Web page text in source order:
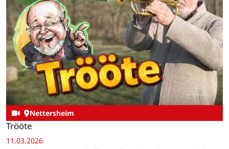
Nettersheim
Trööte
11.03.2026